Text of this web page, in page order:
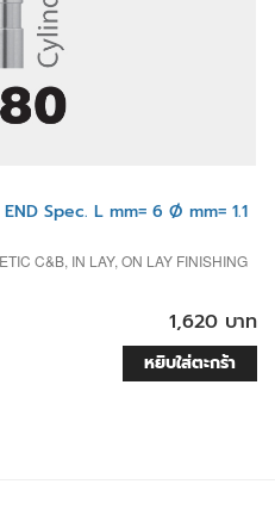
Spec. L mm= 6 Ø mm= 1.1
C&B, IN LAY, ON LAY FINISHING
1,620 บาท
หยิบใส่ตะกร้า